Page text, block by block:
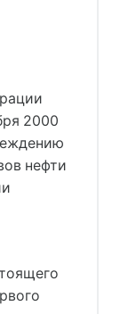
2000
нефти